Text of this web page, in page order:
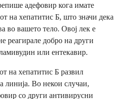
адефовир кога имате
на хепатитис Б, што значи дека
во вашето тело. Овој лек е
реагирале добро на други
или ентекавир.
на хепатитис Б развил
линија. Во некои случаи,
со други антивирусни